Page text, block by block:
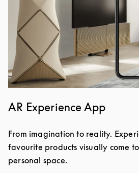
AR Experience App
From imagination to reality.
favourite products visually come
personal space.